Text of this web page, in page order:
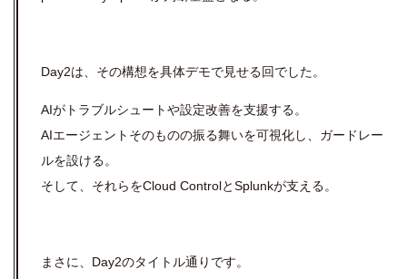
Day2は、その構想を具体デモで見せる回でした。
AIがトラブルシュートや設定改善を支援する。
AIエージェントそのものの振る舞いを可視化し、ガードレー
ルを設ける。
そして、それらをCloud ControlとSplunkが支える。
まさに、 Day2のタイトル通りです。